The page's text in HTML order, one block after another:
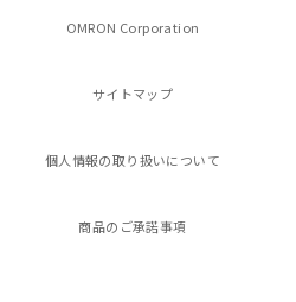
OMRON Corporation
サイトマップ
個人情報の取り扱いについて
商品のご承諾事項